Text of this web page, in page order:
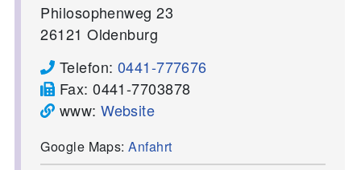
Philosophenweg 23
26121 Oldenburg
Telefon: 0441-777676
Fax:0441-7703878
www:Website
Google Maps:Anfahrt